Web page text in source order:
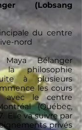
(Lobsang
du centre
nord
Bélanger
la philosophie
à plusieurs
les cours
avec le centre
(Québec,
Elle va suivre par
privés